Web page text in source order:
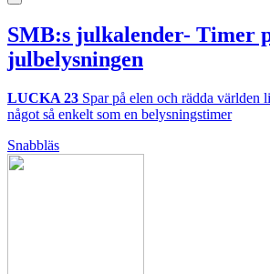
SMB:s julkalender- Timer
julbelysningen
LUCKA 23 Spar på elen och rädda världen
något så enkelt som en belysningstimer
Snabbläs